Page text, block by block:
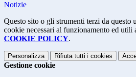
Notizie
Questo sito o gli strumenti terzi da questo
cookie necessari al funzionamento ed
COOKIE POLICY.
Personalizza Rifiuta tutti i cookies
Gestione cookie